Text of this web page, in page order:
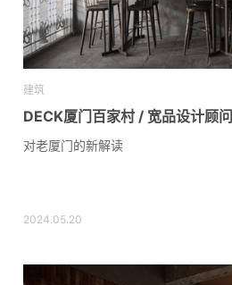
建筑
DECK厦门百家村 / 宽品设计顾问
对老厦门的新解读
2024.05.20